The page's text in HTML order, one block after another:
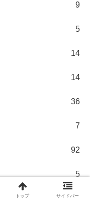
9
5
14
14
36
7
92
5
6
トップ サイドバー